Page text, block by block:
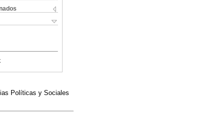
Políticas y Sociales